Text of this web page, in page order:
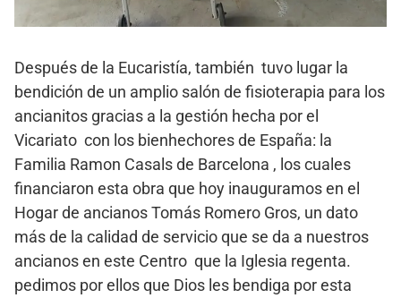
Después de la Eucaristía, también tuvo lugar la
bendición de un amplio salón de fisioterapia para los
ancianitos gracias a la gestión hecha por el
Vicariato con los bienhechores de España: la
Familia Ramon Casals de Barcelona , los cuales
financiaron esta obra que hoy inauguramos en el
Hogar de ancianos Tomás Romero Gros, un dato
más de la calidad de servicio que se da a nuestros
ancianos en este Centro que la Iglesia regenta.
pedimos por ellos que Dios les bendiga por esta